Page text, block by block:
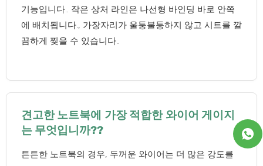
기능입니다.. 작은 상처 라인은 나선형 바인딩 바로 안쪽
에 배치됩니다., 가장자리가 울퉁불퉁하지 않고 시트를 깔
끔하게 찢을 수 있습니다..
견고한 노트북에 가장 적합한 와이어 게이지
는 무엇입니까??
튼튼한 노트북의 경우, 두꺼운 와이어는 더 많은 강도를